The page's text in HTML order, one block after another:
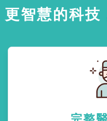
更智慧的科技